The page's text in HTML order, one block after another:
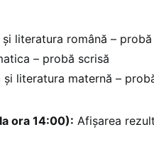
și literatura română –
– probă scrisă
și literatura maternă –
ora 14:00): Afișarea